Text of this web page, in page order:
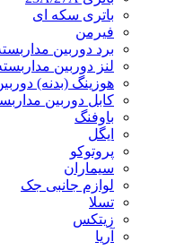
باتری سکه ای
فیرمن
برد دوربین
لنز دوربین
هوزینگ (بدنه)
کابل دوربین
باوفنگ
ایگل
پروتوکو
سیماران
لوازم جانبی جک
تسلا
زیتکس
آریا